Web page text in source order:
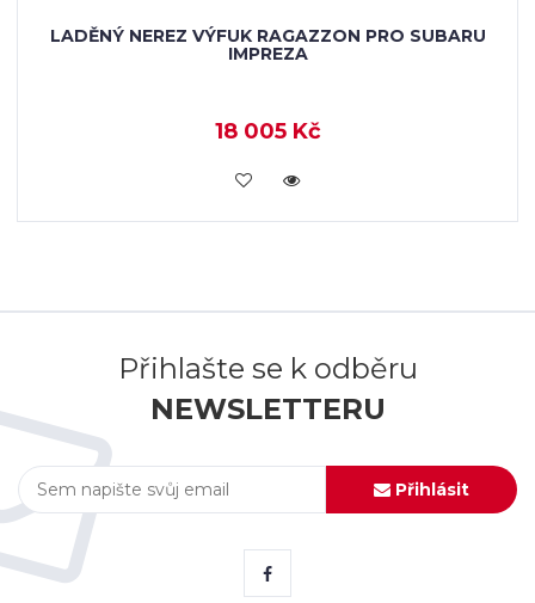
LADĚNÝ NEREZ VÝFUK RAGAZZON PRO SUBARU
IMPREZA
18 005 Kč
KOUPIT
Přihlašte se k odběru
NEWSLETTERU
Přihlásit